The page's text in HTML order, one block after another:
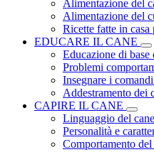
Alimentazione del
Alimentazione del
Ricette fatte in casa
EDUCARE IL CANE
Educazione di
Problemi
Insegnare i
Addestramento dei
CAPIRE IL CANE
Linguaggio del cane
Personalità e
Comportamento del